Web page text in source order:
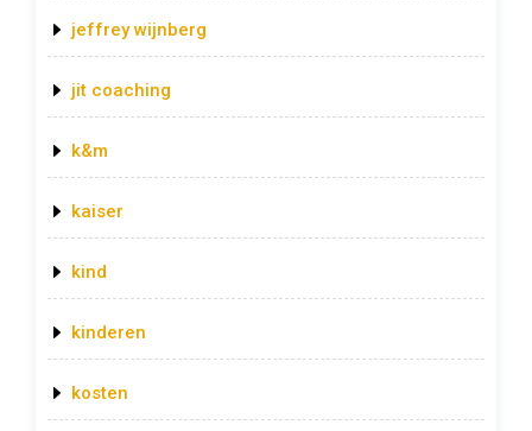
jeffrey wijnberg
jit coaching
k&m
kaiser
kind
kinderen
kosten